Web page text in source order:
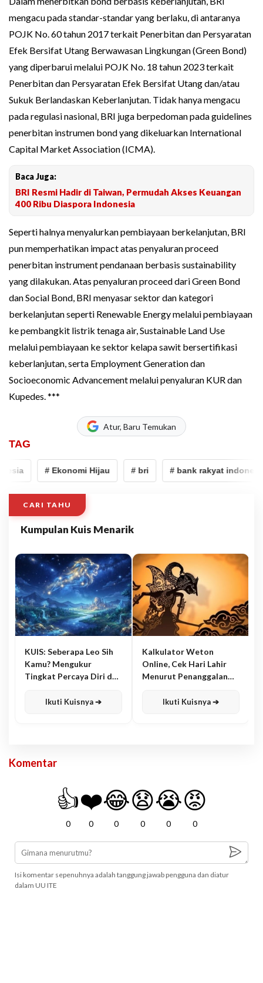
mengacu pada standar-standar yang berlaku, di antaranya
POJK No. 60 tahun 2017 terkait Penerbitan dan Persyaratan
Efek Bersifat Utang Berwawasan Lingkungan (Green Bond)
yang diperbarui melalui POJK No. 18 tahun 2023 terkait
Penerbitan dan Persyaratan Efek Bersifat Utang dan/atau
Sukuk Berlandaskan Keberlanjutan. Tidak hanya mengacu
pada regulasi nasional, BRI juga berpedoman pada guidelines
penerbitan instrumen bond yang dikeluarkan International
Capital Market Association (ICMA).
Baca Juga:
BRI Resmi Hadir di Taiwan, Permudah Akses Keuangan
400 Ribu Diaspora Indonesia
Seperti halnya menyalurkan pembiayaan berkelanjutan, BRI
pun memperhatikan impact atas penyaluran proceed
penerbitan instrument pendanaan berbasis sustainability
yang dilakukan. Atas penyaluran proceed dari Green Bond
dan Social Bond, BRI menyasar sektor dan kategori
berkelanjutan seperti Renewable Energy melalui pembiayaan
ke pembangkit listrik tenaga air, Sustainable Land Use
melalui pembiayaan ke sektor kelapa sawit bersertifikasi
keberlanjutan, serta Employment Generation dan
Socioeconomic Advancement melalui penyaluran KUR dan
Kupedes. ***
Atur, Baru Temukan
TAG
# Ekonomi Hijau # bri # bank rakyat indonesia
CARI TAHU
Kumpulan Kuis Menarik
KUIS: Seberapa Leo Sih
Kamu? Mengukur
Tingkat Percaya Diri dan
Ikuti Kuisnya ➔
Kalkulator Weton
Online, Cek Hari Lahir
Menurut Penanggalan
Ikuti Kuisnya ➔
Komentar
👍
0
❤️
0
😂
0
😧
0
😭
0
😡
0
Isi komentar sepenuhnya adalah tanggung jawab pengguna dan diatur
dalam UU ITE